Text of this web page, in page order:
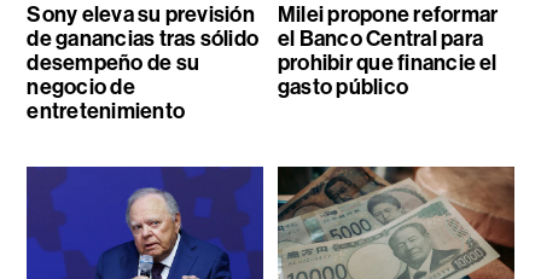
Sony eleva su previsión
de ganancias tras sólido
desempeño de su
negocio de
entretenimiento
Milei propone reformar
el Banco Central para
prohibir que financie el
gasto público